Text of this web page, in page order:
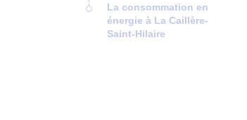
La consommation en
énergie à La Caillère-
Saint-Hilaire